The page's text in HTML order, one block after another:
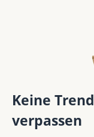
Keine
verpassen